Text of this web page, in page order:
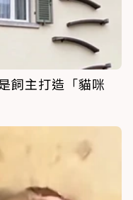
飼主打造「貓咪